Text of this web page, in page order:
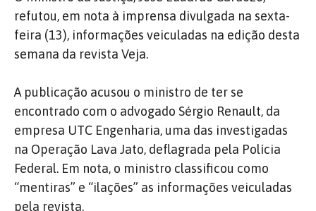
refutou, em nota à imprensa divulgada na sexta-
feira (13), informações veiculadas na edição desta
semana da revista Veja.
A publicação acusou o ministro de ter se
encontrado com o advogado Sérgio Renault, da
empresa UTC Engenharia, uma das investigadas
na Operação Lava Jato, deflagrada pela Polícia
Federal. Em nota, o ministro classificou como
“mentiras” e “ilações” as informações veiculadas
pela revista.